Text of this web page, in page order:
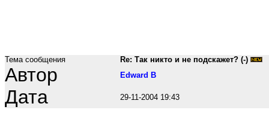
Тема сообщения Re: Так никто и не подскажет? (-)
Автор Edward B
Дата 29-11-2004 19:43